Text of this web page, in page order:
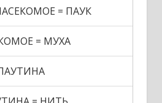
= ПАУК
= МУХА